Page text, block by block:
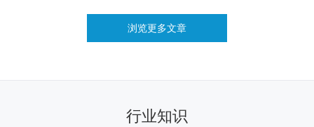
浏览更多文章
行业知识